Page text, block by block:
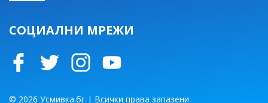
© 2026 Усмивка.бг | Всички права запазени
СОЦИАЛНИ МРЕЖИ